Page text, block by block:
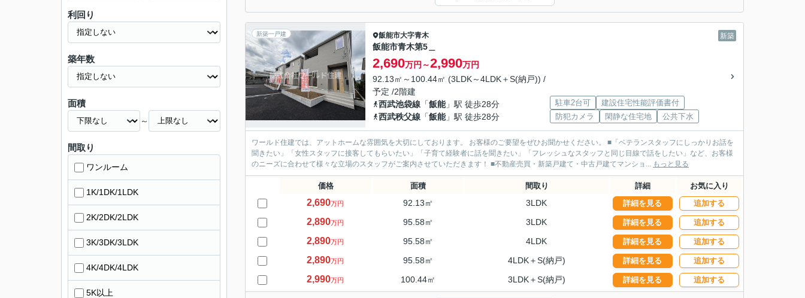
新築一戸建 新築
飯能市大字青木
飯能市青木第5＿
2,690万円～2,990万円
92.13㎡～100.44㎡ (3LDK～4LDK＋S(納戸)) /
予定 /2階建
西武池袋線 「飯能」駅 徒歩28分
西武秩父線 「飯能」駅 徒歩28分
駐車2台可
建設住宅性能評価書付
防犯カメラ
閑静な住宅地 公共下水
ワールド住建では、アットホームな雰囲気を大切にしております。 お客様のご要望をぜひお聞かせください。 ■「ベテランスタッフにしっかりお話を
聞きたい」「女性スタッフに接客してもらいたい」「子育て経験者に話を聞きたい」「フレッシュなスタッフと同じ目線で話をしたい」など、お客様
のニーズに合わせて様々な立場のスタッフがご案内させていただきます！ ■不動産売買・新築戸建て・中古戸建てマンショ... もっと見る
価格 面積 間取り 詳細 お気に入り
2,690万円 92.13㎡ 3LDK 詳細を見る 追加する
2,890万円 95.58㎡ 3LDK 詳細を見る 追加する
2,890万円 95.58㎡ 4LDK 詳細を見る 追加する
2,890万円 95.58㎡ 4LDK＋S(納戸) 詳細を見る 追加する
2,990万円 100.44㎡ 3LDK＋S(納戸) 詳細を見る 追加する
利回り
築年数
面積
～
間取り
ワンルーム
1K/1DK/1LDK
2K/2DK/2LDK
3K/3DK/3LDK
4K/4DK/4LDK
5K以上